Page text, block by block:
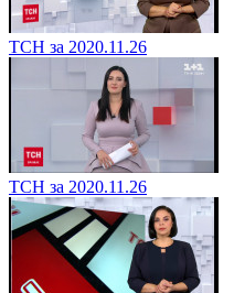
ТСН за 2020.11.26
ТСН за 2020.11.26